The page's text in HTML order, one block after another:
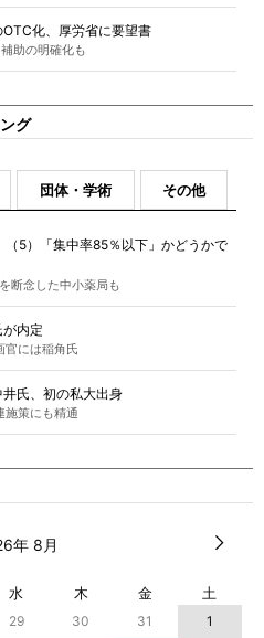
OTC化、厚労省に要望書
助の明確化も
グ
団体・学術 その他
（5）「集中率85％以下」かどうかで
断念した中小薬局も
内定
官には稲角氏
氏、初の私大出身
施策にも精通
年 8月
水 木 金 土
29 30 31
1